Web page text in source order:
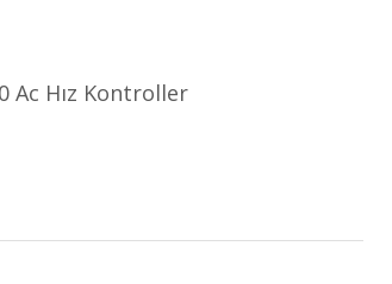
Ac Hız Kontroller